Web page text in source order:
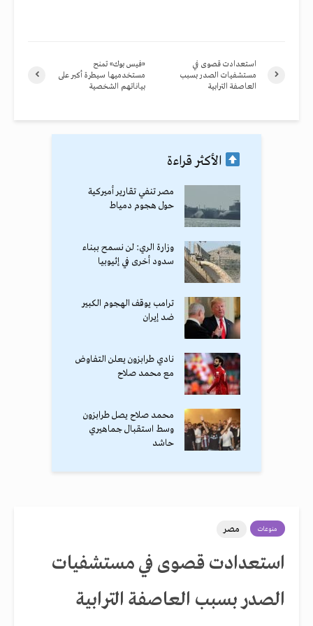
«فيس بوك» تمنح
مستخدميها سيطرة أكبر على
بياناتهم الشخصية
استعدادت قصوى في
مستشفيات الصدر بسبب
العاصفة الترابية
الأكثر قراءة
مصر تنفي تقارير أميركية
حول هجوم دمياط
وزارة الري: لن نسمح ببناء
سدود أخرى في إثيوبيا
ترامب يوقف الهجوم الكبير
ضد إيران
نادي طرابزون يعلن التفاوض
مع محمد صلاح
محمد صلاح يصل طرابزون
وسط استقبال جماهيري
حاشد
منوعات مصر
استعدادت قصوى في مستشفيات
الصدر بسبب العاصفة الترابية